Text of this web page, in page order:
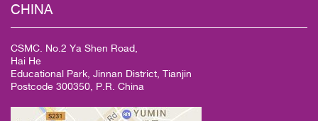
CHINA
CSMC. No.2 Ya Shen Road,
Hai He
Educational Park, Jinnan District, Tianjin
Postcode 300350, P.R. China